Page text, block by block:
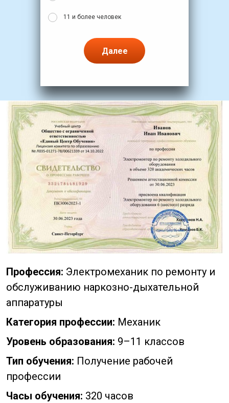
11 и более человек
Далее
Профессия: Электромеханик по ремонту и
обслуживанию наркозно-дыхательной
аппаратуры
Категория профессии: Механик
Уровень образования: 9–11 классов
Тип обучения: Получение рабочей
профессии
Часы обучения: 320 часов